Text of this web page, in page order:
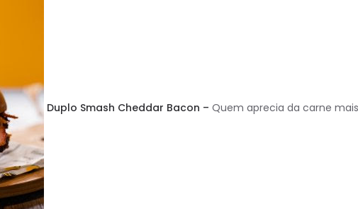
Duplo Smash Cheddar Bacon – Quem aprecia da carne mais